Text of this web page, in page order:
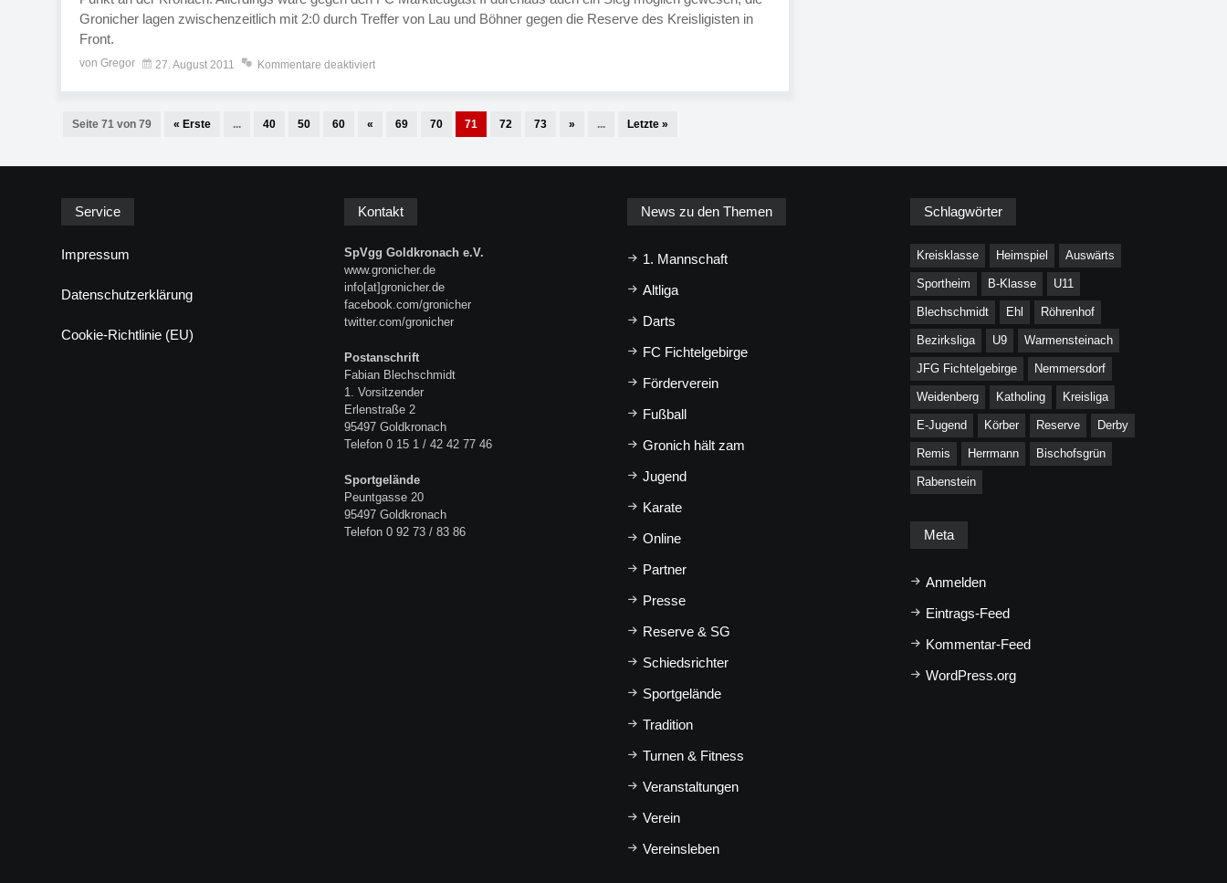
Gronicher lagen zwischenzeitlich mit 2:0 durch Treffer von Lau und Böhner gegen die Reserve des Kreisligisten in
Front.
von Gregor 27. August 2011 Kommentare deaktiviert
Seite 71 von 79 « Erste ... 40 50 60 « 69 70 71 72 73 » ... Letzte »
Service
Impressum
Datenschutzerklärung
Cookie-Richtlinie (EU)
Kontakt
SpVgg Goldkronach e.V.
www.gronicher.de
info[at]gronicher.de
facebook.com/gronicher
twitter.com/gronicher
Postanschrift
Fabian Blechschmidt
1. Vorsitzender
Erlenstraße 2
95497 Goldkronach
Telefon 0 15 1 / 42 42 77 46
Sportgelände
Peuntgasse 20
95497 Goldkronach
Telefon 0 92 73 / 83 86
News zu den Themen
1. Mannschaft
Altliga
Darts
FC Fichtelgebirge
Förderverein
Fußball
Gronich hält zam
Jugend
Karate
Online
Partner
Presse
Reserve & SG
Schiedsrichter
Sportgelände
Tradition
Turnen & Fitness
Veranstaltungen
Verein
Vereinsleben
Schlagwörter
Kreisklasse Heimspiel Auswärts
Sportheim B-Klasse U11
Blechschmidt Ehl Röhrenhof
Bezirksliga U9 Warmensteinach
JFG Fichtelgebirge Nemmersdorf
Weidenberg Katholing Kreisliga
E-Jugend Körber Reserve Derby
Remis Herrmann Bischofsgrün
Rabenstein
Meta
Anmelden
Eintrags-Feed
Kommentar-Feed
WordPress.org